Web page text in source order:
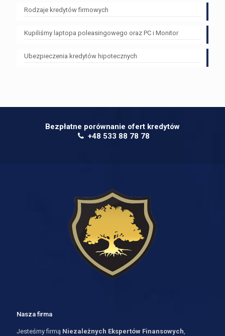
Rodzaje kredytów firmowych
Kupiliśmy laptopa poleasingowego oraz PC i Monitor
Ubezpieczenia kredytów hipotecznych
Bezpłatne porównanie ofert kredytów
+48 533 88 78 78
Nasza firma
Jesteśmy firmą Niezależnych Ekspertów Finansowych